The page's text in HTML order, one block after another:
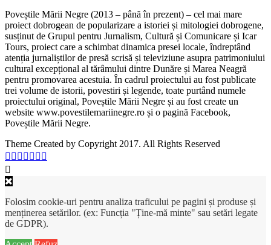
Poveștile Mării Negre (2013 – până în prezent) – cel mai mare
proiect dobrogean de popularizare a istoriei și mitologiei dobrogene,
susținut de Grupul pentru Jurnalism, Cultură și Comunicare și Icar
Tours, proiect care a schimbat dinamica presei locale, îndreptând
atenția jurnaliștilor de presă scrisă și televiziune asupra patrimoniului
cultural excepțional al tărâmului dintre Dunăre și Marea Neagră
pentru promovarea acestuia. În cadrul proiectului au fost publicate
trei volume de istorii, povestiri și legende, toate purtând numele
proiectului original, Poveștile Mării Negre și au fost create un
website www.povestilemariinegre.ro și o pagină Facebook,
Poveștile Mării Negre.
Theme Created by Copyright 2017. All Rights Reserved
Folosim cookie-uri pentru analiza traficului pe pagini și produse și
menținerea setărilor. (ex: Funcția "Ține-mă minte" sau setări legate
de GDPR).